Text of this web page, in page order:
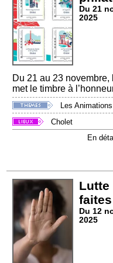
Du 21
2025
Du 21 au 23
met le timbre à
Les Animations
Cholet
En
Lutte
Du 12
2025